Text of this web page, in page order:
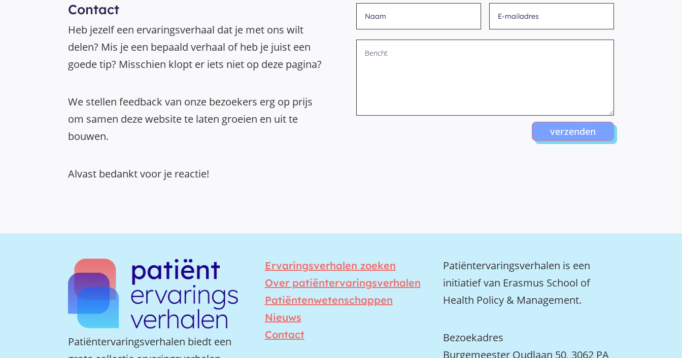
Contact
Heb jezelf een ervaringsverhaal dat je met ons wilt
delen? Mis je een bepaald verhaal of heb je juist een
goede tip? Misschien klopt er iets niet op deze pagina?
We stellen feedback van onze bezoekers erg op prijs
om samen deze website te laten groeien en uit te
bouwen.
Alvast bedankt voor je reactie!
verzenden
Patiëntervaringsverhalen biedt een
Ervaringsverhalen zoeken
Over patiëntervaringsverhalen
Patiëntenwetenschappen
Nieuws
Contact
Patiëntervaringsverhalen is een
initiatief van Erasmus School of
Health Policy & Management.
Bezoekadres
Burgemeester Oudlaan 50, 3062 PA